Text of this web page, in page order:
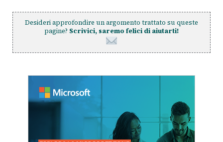
Desideri approfondire un argomento trattato su queste
pagine? Scrivici, saremo felici di aiutarti!